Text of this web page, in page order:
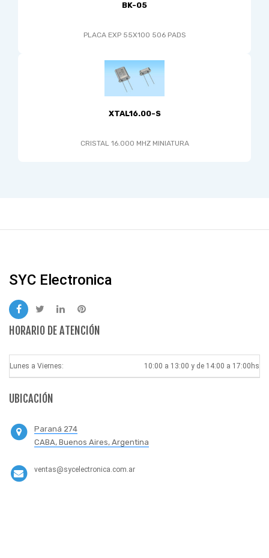
BK-05
PLACA EXP 55X100 506 PADS
XTAL16.00-S
CRISTAL 16.000 MHZ MINIATURA
SYC Electronica
HORARIO DE ATENCIÓN
Lunes a Viernes: 10:00 a 13:00 y de 14:00 a 17:00hs
UBICACIÓN
Paraná 274
CABA, Buenos Aires, Argentina
ventas@sycelectronica.com.ar